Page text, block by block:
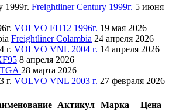
Freightliner Century 1999г. 5 июня
VOLVO FH12 1996г. 19 мая 2026
Freightliner Colambia 24 апреля 2026
VOLVO VNL 2004 г. 14 апреля 2026
8 апреля 2026
28 марта 2026
VOLVO VNL 2003 г. 27 февраля 2026
Актикул Марка
Цена